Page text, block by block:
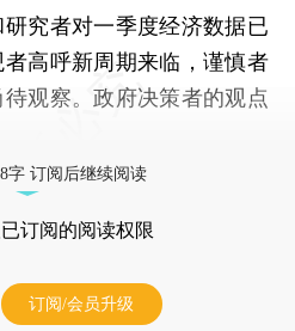
究者对一季度经济数据已
高呼新周期来临，谨慎者
观察。政府决策者的观点
字 订阅后继续阅读
订阅的阅读权限
订阅/会员升级